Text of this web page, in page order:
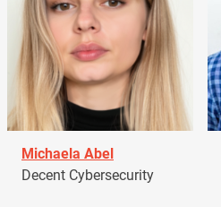
Michaela Abel
Decent Cybersecurity